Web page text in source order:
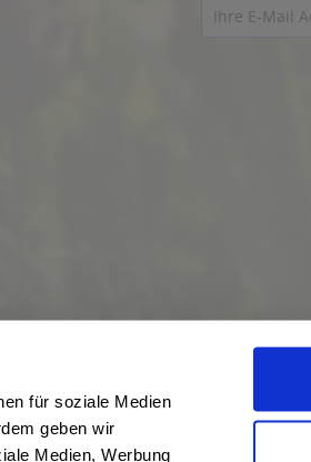
für soziale Medien
geben wir
Medien, Werbung